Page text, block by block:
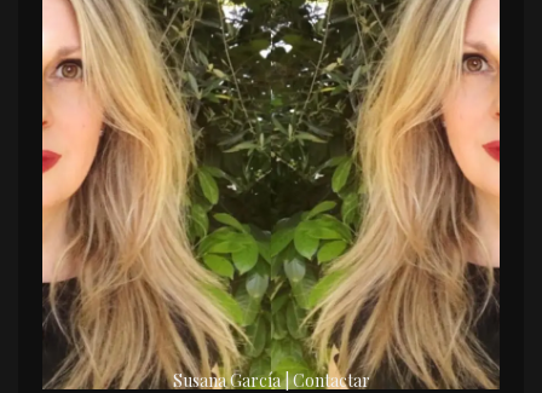
Susana García | Contactar